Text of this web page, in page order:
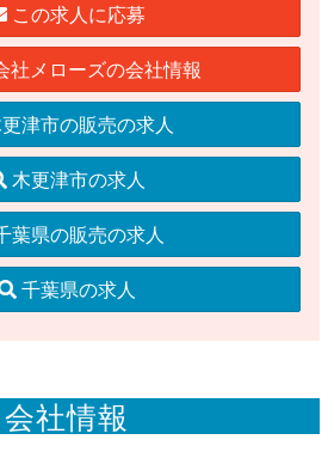
この求人に応募
社メローズの会社情報
津市の販売の求人
木更津市の求人
葉県の販売の求人
千葉県の求人
会社情報